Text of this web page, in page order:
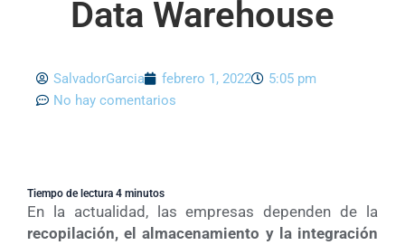
Data Warehouse
SalvadorGarcia febrero 1, 2022
5:05 pm
No hay comentarios
Tiempo de lectura 4 minutos
En la actualidad, las empresas dependen de la
recopilación, el almacenamiento y la integración